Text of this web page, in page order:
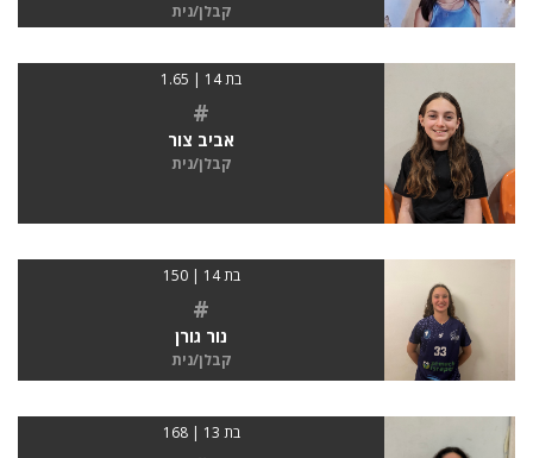
קבלן/נית
בת 14 | 1.65
#
אביב צור
קבלן/נית
בת 14 | 150
#
נור גורן
קבלן/נית
בת 13 | 168